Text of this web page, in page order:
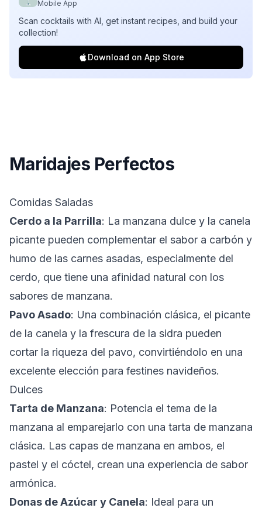
Mobile App
Scan cocktails with AI, get instant recipes, and build your
collection!
Download on App Store
Maridajes Perfectos
Comidas Saladas
Cerdo a la Parrilla: La manzana dulce y la canela
picante pueden complementar el sabor a carbón y
humo de las carnes asadas, especialmente del
cerdo, que tiene una afinidad natural con los
sabores de manzana.
Pavo Asado: Una combinación clásica, el picante
de la canela y la frescura de la sidra pueden
cortar la riqueza del pavo, convirtiéndolo en una
excelente elección para festines navideños.
Dulces
Tarta de Manzana: Potencia el tema de la
manzana al emparejarlo con una tarta de manzana
clásica. Las capas de manzana en ambos, el
pastel y el cóctel, crean una experiencia de sabor
armónica.
Donas de Azúcar y Canela: Ideal para un